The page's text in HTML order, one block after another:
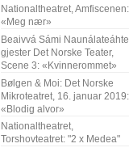
Nationaltheatret, Amfiscenen:
«Meg nær»
Beaivvá Sámi
gjester Det Norske Teater,
Scene 3: «Kvinnerommet»
Bølgen & Moi: Det Norske
Mikroteatret, 16. januar 2019:
«Blodig alvor»
Nationaltheatret,
Torshovteatret: "2 x Medea"